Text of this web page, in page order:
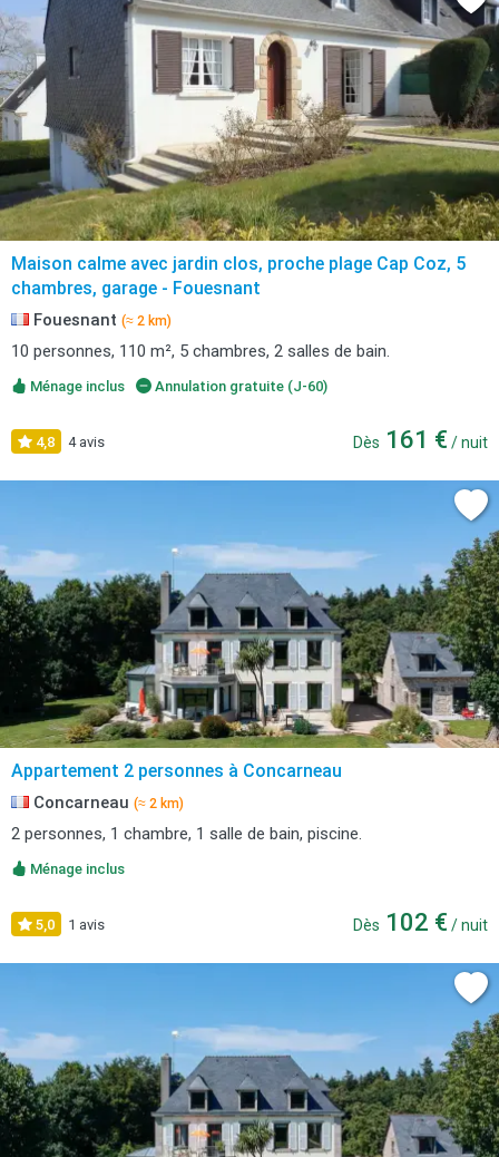
Maison calme avec jardin clos, proche plage Cap Coz, 5
chambres, garage - Fouesnant
Fouesnant (≈ 2 km)
10 personnes, 110 m², 5 chambres, 2 salles de bain.
Ménage inclus Annulation gratuite (J-60)
4,8 4 avis Dès 161 € / nuit
Appartement 2 personnes à Concarneau
Concarneau (≈ 2 km)
2 personnes, 1 chambre, 1 salle de bain, piscine.
Ménage inclus
5,0 1 avis Dès 102 € / nuit